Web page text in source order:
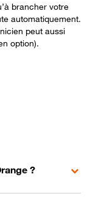
brancher votre
automatiquement.
peut aussi
option).
?